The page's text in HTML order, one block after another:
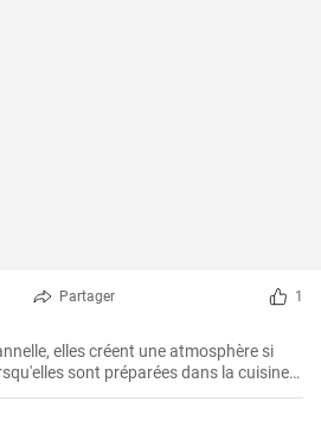
Partager 1
elles créent une atmosphère si
sont préparées dans la cuisine.
l'un des plus faciles à préparer et qu'il